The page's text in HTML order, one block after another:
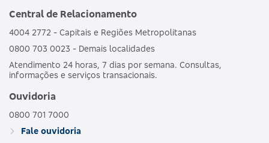
Central de Relacionamento
4004 2772 - Capitais e Regiões Metropolitanas
0800 703 0023 - Demais localidades
Atendimento 24 horas, 7 dias por semana. Consultas,
informações e serviços transacionais.
Ouvidoria
0800 701 7000
Fale ouvidoria